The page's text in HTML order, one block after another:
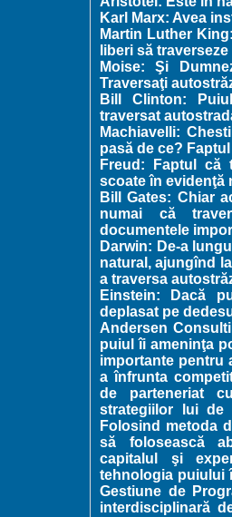
Karl Marx: Avea
Martin Luther
liberi să
Moise: Şi
Traversaţi
Bill Clinton:
traversat
Machiavelli:
pasă de ce?
Freud: Faptul că
scoate în evidenţă
Bill Gates: Chiar
numai că
documentele
Darwin: De-a
natural, ajungînd
a traversa
Einstein: Dacă
deplasat pe
Andersen
puiul îi ameninţa
importante pentru
a înfrunta
de parteneriat
strategiilor lui de
Folosind metoda
să folosească
capitalul şi
tehnologia puiului
Gestiune de
interdisciplinară